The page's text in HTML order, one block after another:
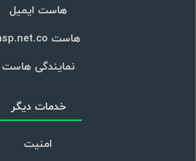
هاست ایمیل
هاست asp.net.co
نمایندگی هاست
خدمات دیگر
امنیت